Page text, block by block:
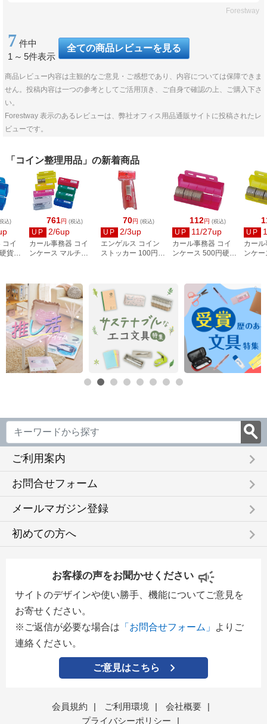
Forestway
7 件中
1 ～ 5件表示
全ての商品レビューを見る
商品レビュー内容は主観的なご意見・ご感想であり、内容については保障できま
せん。投稿内容は一つの参考としてご活用頂き、ご自身で確認の上、ご購入下さ
い。
Forestway 表示のあるレビューは、弊社オフィス用品通販サイトに投稿されたレ
ビューです。
「コイン整理用品」の新着商品
761円 (税込)
UP 2/6up
カール事務器 コイ
ンケース マルチセ
70円 (税込)
UP 2/3up
エンゲルス コイン
ストッカー 100円用
112円 (税込)
UP 11/27up
カール事務器 コイ
ンケース 500円硬貨
UP
カー
ンケ
込)
コイ
貨
ご利用案内 keyboard_arrow_right
お問合せフォーム keyboard_arrow_right
メールマガジン登録 keyboard_arrow_right
初めての方へ keyboard_arrow_right
お客様の声をお聞かせください
サイトのデザインや使い勝手、機能についてご意見を
お寄せください。
※ご返信が必要な場合は 「お問合せフォーム」
よりご
連絡ください。
ご意見はこちら
会員規約 | ご利用環境 | 会社概要
|
プライバシーポリシー
|